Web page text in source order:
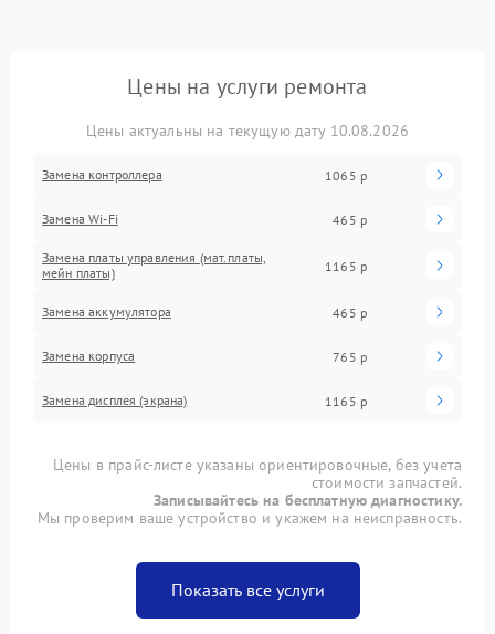
Цены на услуги ремонта
Цены актуальны на текущую дату 10.08.2026
Замена контроллера 1065 р
Замена Wi-Fi 465 р
Замена платы управления (мат.платы,
мейн платы)
1165 р
Замена аккумулятора 465 р
Замена корпуса 765 р
Замена дисплея (экрана) 1165 р
Цены в прайс-листе указаны ориентировочные, без учета
стоимости запчастей.
Записывайтесь на бесплатную диагностику.
Мы проверим ваше устройство и укажем на неисправность.
Показать все услуги